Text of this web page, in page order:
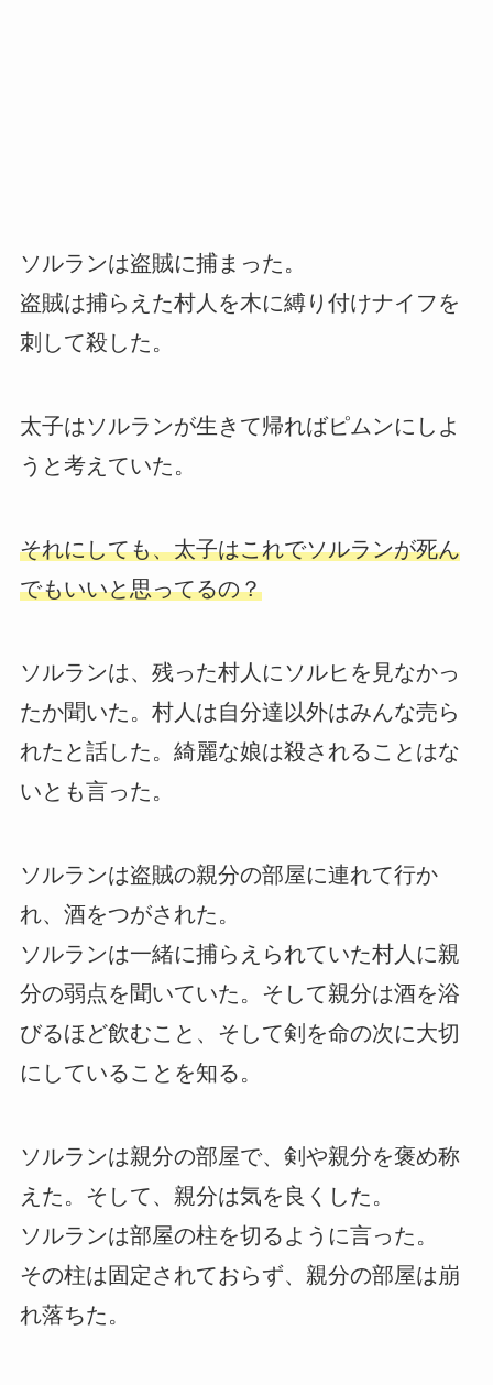
ソルランは盗賊に捕まった。
盗賊は捕らえた村人を木に縛り付けナイフを
刺して殺した。
太子はソルランが生きて帰ればピムンにしよ
うと考えていた。
それにしても、太子はこれでソルランが死ん
でもいいと思ってるの？
ソルランは、残った村人にソルヒを見なかっ
たか聞いた。村人は自分達以外はみんな売ら
れたと話した。綺麗な娘は殺されることはな
いとも言った。
ソルランは盗賊の親分の部屋に連れて行か
れ、酒をつがされた。
ソルランは一緒に捕らえられていた村人に親
分の弱点を聞いていた。そして親分は酒を浴
びるほど飲むこと、そして剣を命の次に大切
にしていることを知る。
ソルランは親分の部屋で、剣や親分を褒め称
えた。そして、親分は気を良くした。
ソルランは部屋の柱を切るように言った。
その柱は固定されておらず、親分の部屋は崩
れ落ちた。